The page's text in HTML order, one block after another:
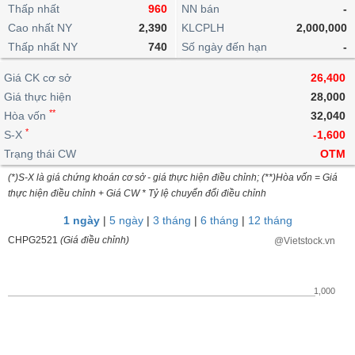
lỗ
dịch
nội
Niên
giám
Tài
liệu
cổ
Định
giá
ngoài
doanh
Top
cổ
phiếu
ngành
dịch
Chứng
quyền
quan
Thống
giao
dịch
Thống
giao
dịch
Tin
tức
Phân
tích
kỹ
thuật
trực
tuyến
Bộ
lọc
cổ
So
Vĩ
mô
lai
Chứng
quyền
Trái
phiếu
IR
Awards
tạo
Dịch
vụ
Thấp nhất
960
Cao nhất NY
2,390
Thấp nhất NY
740
NN bán
-
KLCPLH
2,000,000
Số ngày đến hạn
-
Giá CK cơ sở
26,400
Giá thực hiện
28,000
Hòa vốn **
32,040
S-X *
-1,600
Trạng thái CW
OTM
(*)S-X là giá chứng khoán cơ sở - giá thực hiện điều chỉnh; (**)Hòa vốn = Giá
thực hiện điều chỉnh + Giá CW * Tỷ lệ chuyển đổi điều chỉnh
1 ngày| 5 ngày| 3 tháng | 6 tháng | 12 tháng
CHPG2521 (Giá điều chỉnh) @Vietstock.vn
1,000
BẤT
ĐỘNG
SẢN
TÀI
CHÍNH
HÀNG